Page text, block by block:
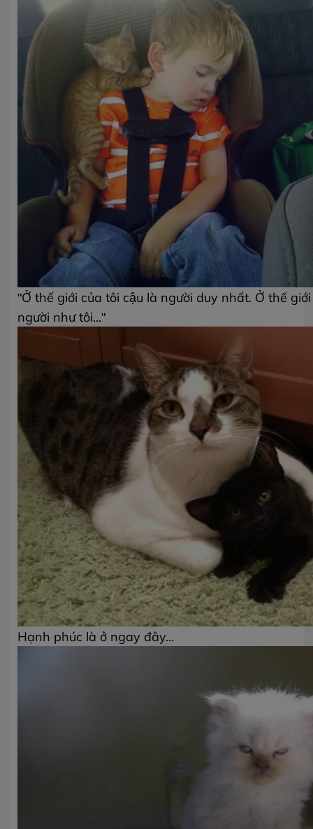
"Ở thế giới của tôi cậu là người duy nhất. Ở thế
người như tôi..."
Hạnh phúc là ở ngay đây...